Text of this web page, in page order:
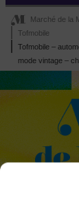
Marché de la
Tofmobile
Tofmobile –
mode vintage –